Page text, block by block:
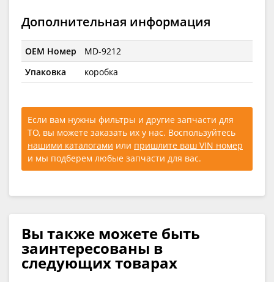
Дополнительная информация
OEM Номер
MD-9212
Упаковка
коробка
Если вам нужны фильтры и другие запчасти для
ТО, вы можете заказать их у нас. Воспользуйтесь
нашими каталогами или пришлите ваш VIN номер
и мы подберем любые запчасти для вас.
Вы также можете быть
заинтересованы в
следующих товарах